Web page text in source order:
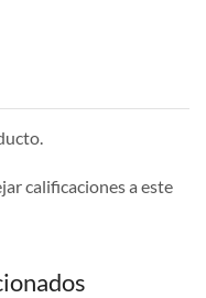
calificaciones a este